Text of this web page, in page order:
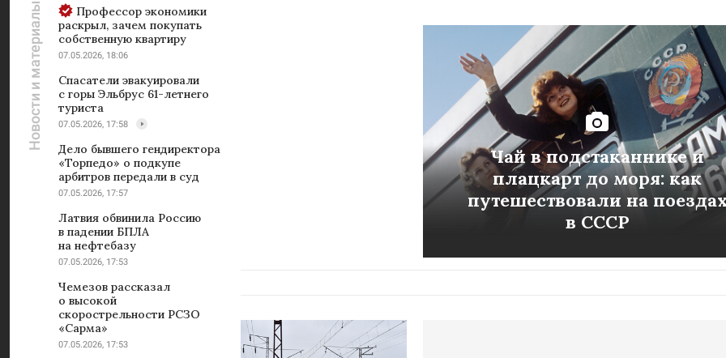
Новости и материалы
Профессор экономики
раскрыл, зачем покупать
собственную квартиру
07.05.2026, 18:06
Спасатели эвакуировали
с горы Эльбрус 61-летнего
туриста
07.05.2026, 17:58
Дело бывшего гендиректора
«Торпедо» о подкупе
арбитров передали в суд
07.05.2026, 17:57
Латвия обвинила Россию
в падении БПЛА
на нефтебазу
07.05.2026, 17:53
Чемезов рассказал
о высокой
скорострельности РСЗО
«Сарма»
07.05.2026, 17:53
Чай в подстаканнике и
плацкарт до моря: как
путешествовали на
в СССР